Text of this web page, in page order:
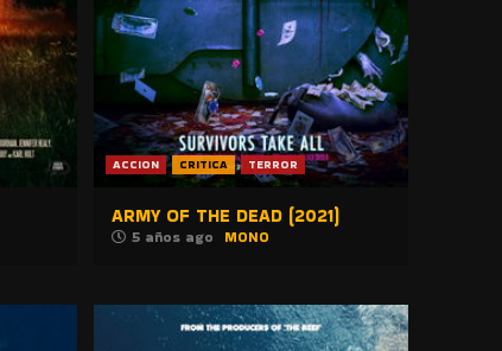
ACCION CRITICA TERROR
ARMY OF THE DEAD (2021)
5 años ago MONO